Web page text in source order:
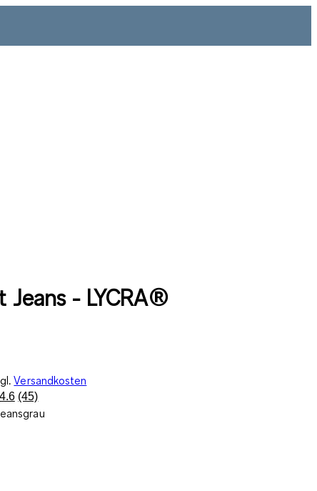
Jeans - LYCRA®
Versandkosten
4.6 45
Bewertungen
(45)